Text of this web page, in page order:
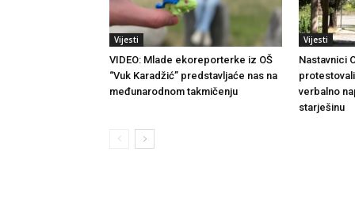
Vijesti
VIDEO: Mlade ekoreporterke iz OŠ
“Vuk Karadžić” predstavljaće nas na
međunarodnom takmičenju
Vijesti
Nastavnici
verbalno
starješinu